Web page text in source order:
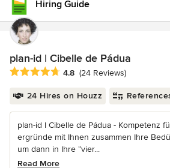
Hiring Guide
plan-id | Cibelle de Pádua
Average rating: 4.8 out of 5 stars
4.8 (24 Reviews)
24 Hires on Houzz
plan-id l Cibelle de Pádua - Kompetenz
ergründe mit Ihnen zusammen Ihre
um dann in Ihre “vier...
Read More